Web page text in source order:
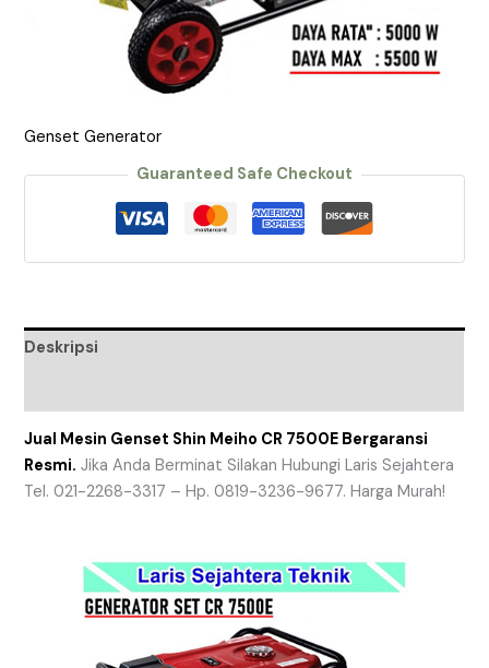
Genset Generator
Guaranteed Safe Checkout
Deskripsi
Jual Mesin Genset Shin Meiho CR 7500E Bergaransi
Resmi. Jika Anda Berminat Silakan Hubungi Laris Sejahtera
Tel. 021-2268-3317 – Hp. 0819-3236-9677. Harga Murah!